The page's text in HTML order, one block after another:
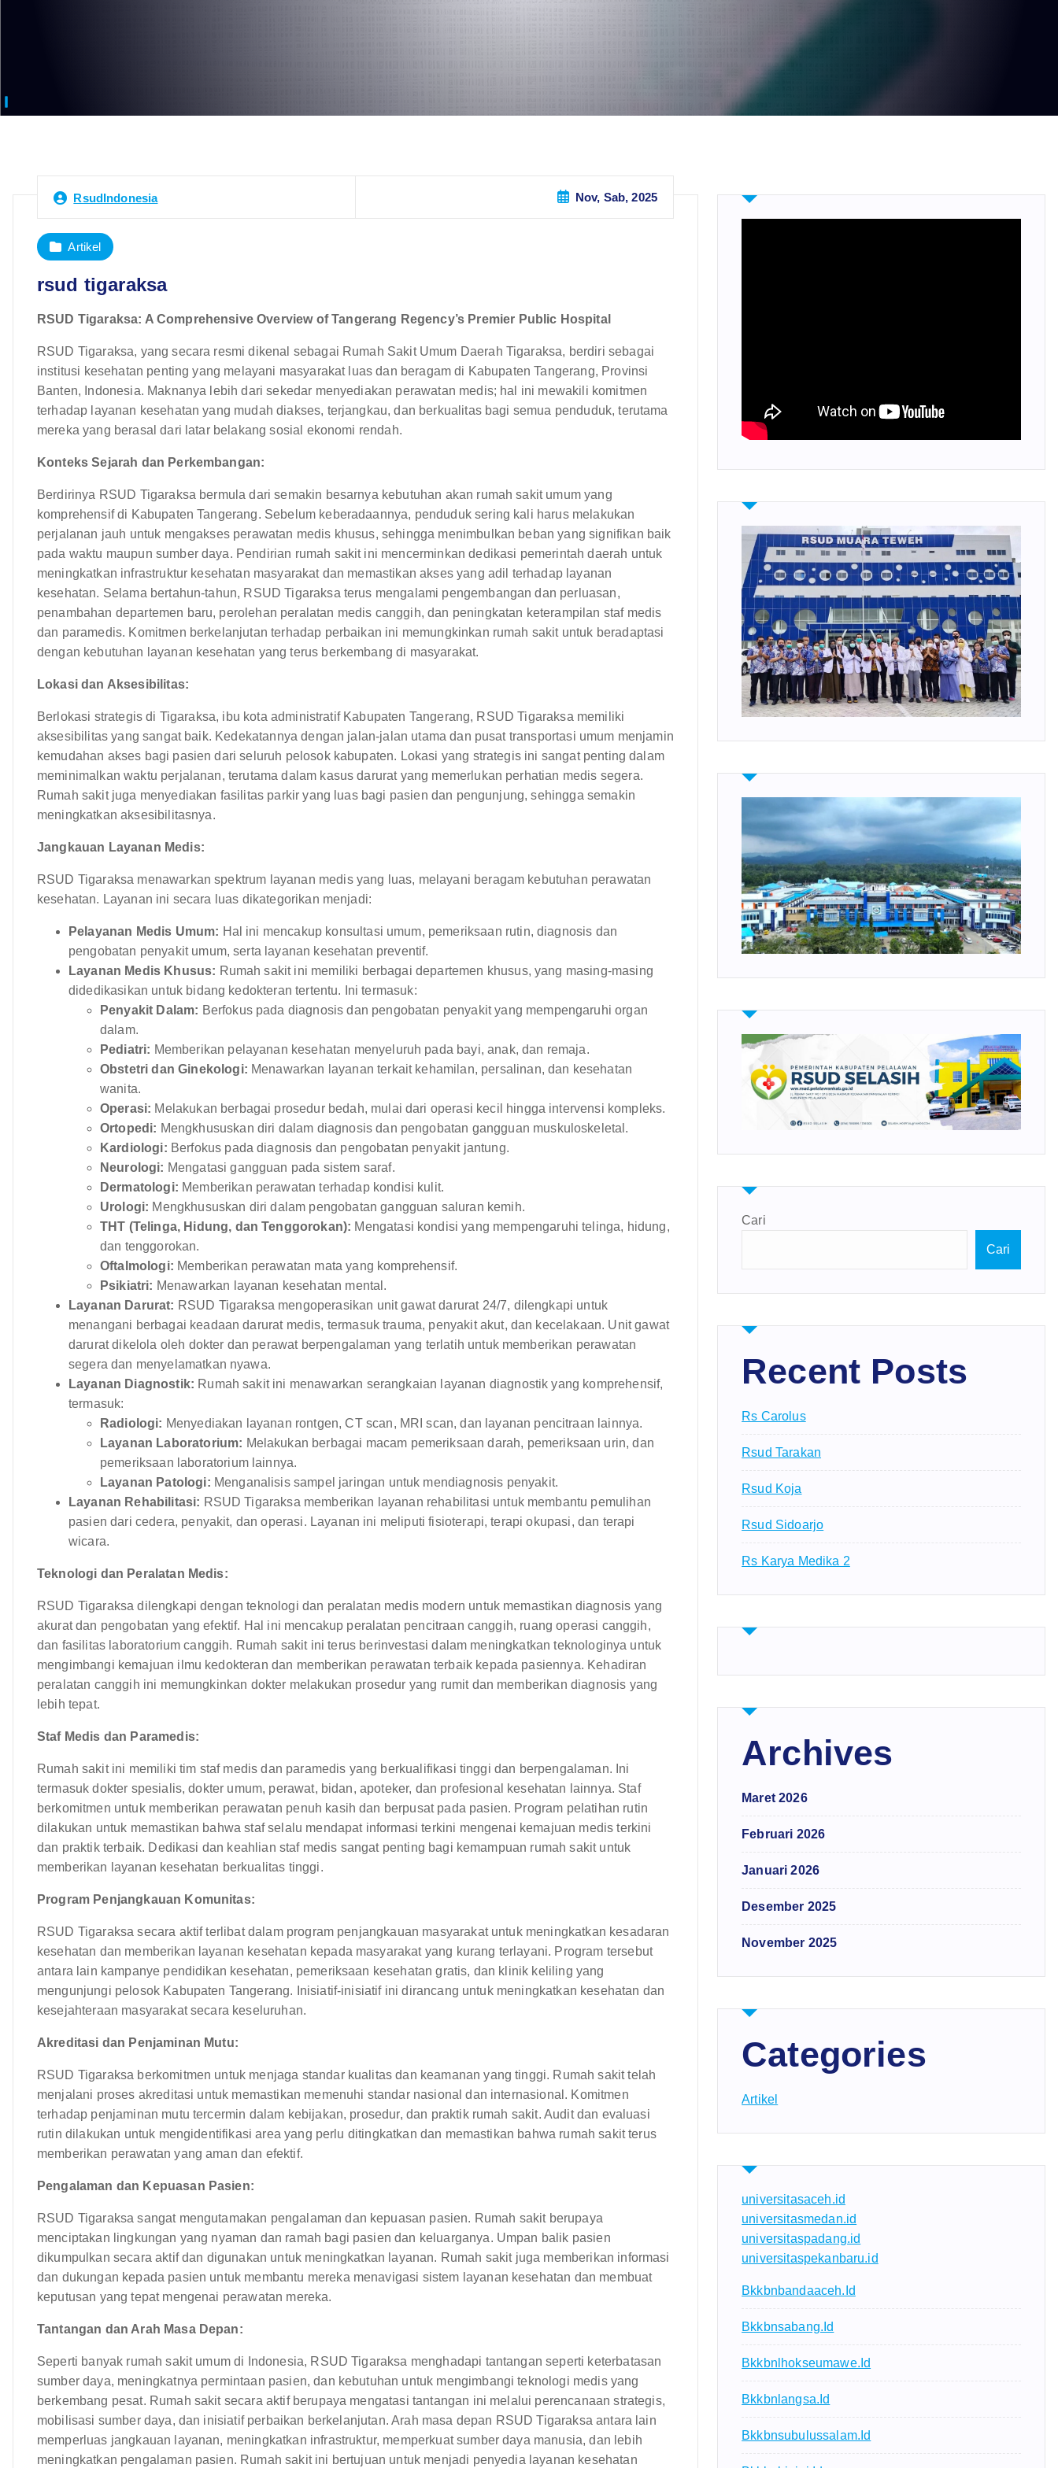
RsudIndonesia Nov, Sab, 2025
Artikel
rsud tigaraksa
RSUD Tigaraksa: A Comprehensive Overview of Tangerang Regency’s Premier Public Hospital
RSUD Tigaraksa, yang secara resmi dikenal sebagai Rumah Sakit Umum Daerah Tigaraksa, berdiri sebagai
institusi kesehatan penting yang melayani masyarakat luas dan beragam di Kabupaten Tangerang, Provinsi
Banten, Indonesia. Maknanya lebih dari sekedar menyediakan perawatan medis; hal ini mewakili komitmen
terhadap layanan kesehatan yang mudah diakses, terjangkau, dan berkualitas bagi semua penduduk, terutama
mereka yang berasal dari latar belakang sosial ekonomi rendah.
Konteks Sejarah dan Perkembangan:
Berdirinya RSUD Tigaraksa bermula dari semakin besarnya kebutuhan akan rumah sakit umum yang
komprehensif di Kabupaten Tangerang. Sebelum keberadaannya, penduduk sering kali harus melakukan
perjalanan jauh untuk mengakses perawatan medis khusus, sehingga menimbulkan beban yang signifikan baik
pada waktu maupun sumber daya. Pendirian rumah sakit ini mencerminkan dedikasi pemerintah daerah untuk
meningkatkan infrastruktur kesehatan masyarakat dan memastikan akses yang adil terhadap layanan
kesehatan. Selama bertahun-tahun, RSUD Tigaraksa terus mengalami pengembangan dan perluasan,
penambahan departemen baru, perolehan peralatan medis canggih, dan peningkatan keterampilan staf medis
dan paramedis. Komitmen berkelanjutan terhadap perbaikan ini memungkinkan rumah sakit untuk beradaptasi
dengan kebutuhan layanan kesehatan yang terus berkembang di masyarakat.
Lokasi dan Aksesibilitas:
Berlokasi strategis di Tigaraksa, ibu kota administratif Kabupaten Tangerang, RSUD Tigaraksa memiliki
aksesibilitas yang sangat baik. Kedekatannya dengan jalan-jalan utama dan pusat transportasi umum menjamin
kemudahan akses bagi pasien dari seluruh pelosok kabupaten. Lokasi yang strategis ini sangat penting dalam
meminimalkan waktu perjalanan, terutama dalam kasus darurat yang memerlukan perhatian medis segera.
Rumah sakit juga menyediakan fasilitas parkir yang luas bagi pasien dan pengunjung, sehingga semakin
meningkatkan aksesibilitasnya.
Jangkauan Layanan Medis:
RSUD Tigaraksa menawarkan spektrum layanan medis yang luas, melayani beragam kebutuhan perawatan
kesehatan. Layanan ini secara luas dikategorikan menjadi:
Pelayanan Medis Umum: Hal ini mencakup konsultasi umum, pemeriksaan rutin, diagnosis dan
pengobatan penyakit umum, serta layanan kesehatan preventif.
Layanan Medis Khusus: Rumah sakit ini memiliki berbagai departemen khusus, yang masing-masing
didedikasikan untuk bidang kedokteran tertentu. Ini termasuk:
Penyakit Dalam: Berfokus pada diagnosis dan pengobatan penyakit yang mempengaruhi organ
dalam.
Pediatri: Memberikan pelayanan kesehatan menyeluruh pada bayi, anak, dan remaja.
Obstetri dan Ginekologi: Menawarkan layanan terkait kehamilan, persalinan, dan kesehatan
wanita.
Operasi: Melakukan berbagai prosedur bedah, mulai dari operasi kecil hingga intervensi kompleks.
Ortopedi: Mengkhususkan diri dalam diagnosis dan pengobatan gangguan muskuloskeletal.
Kardiologi: Berfokus pada diagnosis dan pengobatan penyakit jantung.
Neurologi: Mengatasi gangguan pada sistem saraf.
Dermatologi: Memberikan perawatan terhadap kondisi kulit.
Urologi: Mengkhususkan diri dalam pengobatan gangguan saluran kemih.
THT (Telinga, Hidung, dan Tenggorokan): Mengatasi kondisi yang mempengaruhi telinga, hidung,
dan tenggorokan.
Oftalmologi: Memberikan perawatan mata yang komprehensif.
Psikiatri: Menawarkan layanan kesehatan mental.
Layanan Darurat: RSUD Tigaraksa mengoperasikan unit gawat darurat 24/7, dilengkapi untuk
menangani berbagai keadaan darurat medis, termasuk trauma, penyakit akut, dan kecelakaan. Unit gawat
darurat dikelola oleh dokter dan perawat berpengalaman yang terlatih untuk memberikan perawatan
segera dan menyelamatkan nyawa.
Layanan Diagnostik: Rumah sakit ini menawarkan serangkaian layanan diagnostik yang komprehensif,
termasuk:
Radiologi: Menyediakan layanan rontgen, CT scan, MRI scan, dan layanan pencitraan lainnya.
Layanan Laboratorium: Melakukan berbagai macam pemeriksaan darah, pemeriksaan urin, dan
pemeriksaan laboratorium lainnya.
Layanan Patologi: Menganalisis sampel jaringan untuk mendiagnosis penyakit.
Layanan Rehabilitasi: RSUD Tigaraksa memberikan layanan rehabilitasi untuk membantu pemulihan
pasien dari cedera, penyakit, dan operasi. Layanan ini meliputi fisioterapi, terapi okupasi, dan terapi
wicara.
Teknologi dan Peralatan Medis:
RSUD Tigaraksa dilengkapi dengan teknologi dan peralatan medis modern untuk memastikan diagnosis yang
akurat dan pengobatan yang efektif. Hal ini mencakup peralatan pencitraan canggih, ruang operasi canggih,
dan fasilitas laboratorium canggih. Rumah sakit ini terus berinvestasi dalam meningkatkan teknologinya untuk
mengimbangi kemajuan ilmu kedokteran dan memberikan perawatan terbaik kepada pasiennya. Kehadiran
peralatan canggih ini memungkinkan dokter melakukan prosedur yang rumit dan memberikan diagnosis yang
lebih tepat.
Staf Medis dan Paramedis:
Rumah sakit ini memiliki tim staf medis dan paramedis yang berkualifikasi tinggi dan berpengalaman. Ini
termasuk dokter spesialis, dokter umum, perawat, bidan, apoteker, dan profesional kesehatan lainnya. Staf
berkomitmen untuk memberikan perawatan penuh kasih dan berpusat pada pasien. Program pelatihan rutin
dilakukan untuk memastikan bahwa staf selalu mendapat informasi terkini mengenai kemajuan medis terkini
dan praktik terbaik. Dedikasi dan keahlian staf medis sangat penting bagi kemampuan rumah sakit untuk
memberikan layanan kesehatan berkualitas tinggi.
Program Penjangkauan Komunitas:
RSUD Tigaraksa secara aktif terlibat dalam program penjangkauan masyarakat untuk meningkatkan kesadaran
kesehatan dan memberikan layanan kesehatan kepada masyarakat yang kurang terlayani. Program tersebut
antara lain kampanye pendidikan kesehatan, pemeriksaan kesehatan gratis, dan klinik keliling yang
mengunjungi pelosok Kabupaten Tangerang. Inisiatif-inisiatif ini dirancang untuk meningkatkan kesehatan dan
kesejahteraan masyarakat secara keseluruhan.
Akreditasi dan Penjaminan Mutu:
RSUD Tigaraksa berkomitmen untuk menjaga standar kualitas dan keamanan yang tinggi. Rumah sakit telah
menjalani proses akreditasi untuk memastikan memenuhi standar nasional dan internasional. Komitmen
terhadap penjaminan mutu tercermin dalam kebijakan, prosedur, dan praktik rumah sakit. Audit dan evaluasi
rutin dilakukan untuk mengidentifikasi area yang perlu ditingkatkan dan memastikan bahwa rumah sakit terus
memberikan perawatan yang aman dan efektif.
Pengalaman dan Kepuasan Pasien:
RSUD Tigaraksa sangat mengutamakan pengalaman dan kepuasan pasien. Rumah sakit berupaya
menciptakan lingkungan yang nyaman dan ramah bagi pasien dan keluarganya. Umpan balik pasien
dikumpulkan secara aktif dan digunakan untuk meningkatkan layanan. Rumah sakit juga memberikan informasi
dan dukungan kepada pasien untuk membantu mereka menavigasi sistem layanan kesehatan dan membuat
keputusan yang tepat mengenai perawatan mereka.
Tantangan dan Arah Masa Depan:
Seperti banyak rumah sakit umum di Indonesia, RSUD Tigaraksa menghadapi tantangan seperti keterbatasan
sumber daya, meningkatnya permintaan pasien, dan kebutuhan untuk mengimbangi teknologi medis yang
berkembang pesat. Rumah sakit secara aktif berupaya mengatasi tantangan ini melalui perencanaan strategis,
mobilisasi sumber daya, dan inisiatif perbaikan berkelanjutan. Arah masa depan RSUD Tigaraksa antara lain
memperluas jangkauan layanan, meningkatkan infrastruktur, memperkuat sumber daya manusia, dan lebih
meningkatkan pengalaman pasien. Rumah sakit ini bertujuan untuk menjadi penyedia layanan kesehatan
Cari
Cari
Recent Posts
Rs Carolus
Rsud Tarakan
Rsud Koja
Rsud Sidoarjo
Rs Karya Medika 2
Archives
Maret 2026
Februari 2026
Januari 2026
Desember 2025
November 2025
Categories
Artikel
universitasaceh.id
universitasmedan.id
universitaspadang.id
universitaspekanbaru.id
Bkkbnbandaaceh.id
Bkkbnsabang.id
Bkkbnlhokseumawe.id
Bkkbnlangsa.id
Bkkbnsubulussalam.id